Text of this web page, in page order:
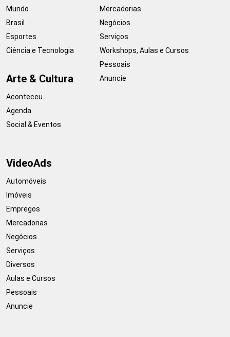
Mundo
Brasil
Esportes
Ciência e Tecnologia
Arte & Cultura
Aconteceu
Agenda
Social & Eventos
Mercadorias
Negócios
Serviços
Workshops, Aulas e Cursos
Pessoais
Anuncie
VideoAds
Automóveis
Imóveis
Empregos
Mercadorias
Negócios
Serviços
Diversos
Aulas e Cursos
Pessoais
Anuncie